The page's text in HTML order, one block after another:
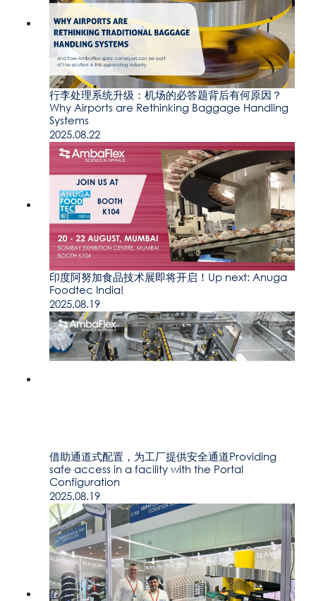
行李处理系统升级：机场的必答题背后有何原因？
Why Airports are Rethinking Baggage Handling
Systems
2025.08.22
印度阿努加食品技术展即将开启！Up next: Anuga
Foodtec India!
2025.08.19
借助通道式配置，为工厂提供安全通道Providing
safe access in a facility with the Portal
Configuration
2025.08.19